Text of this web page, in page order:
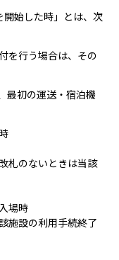
始した時」とは、次
を行う場合は、その
最初の運送・宿泊機
札のないときは当該
場時
施設の利用手続終了